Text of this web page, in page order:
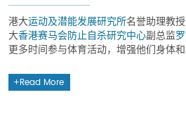
港大运动及潜能发展研究所名誉助理教授
大香港赛马会防止自杀研究中心副总监
更多时间参与体育活动，增强他们身体和
Read More